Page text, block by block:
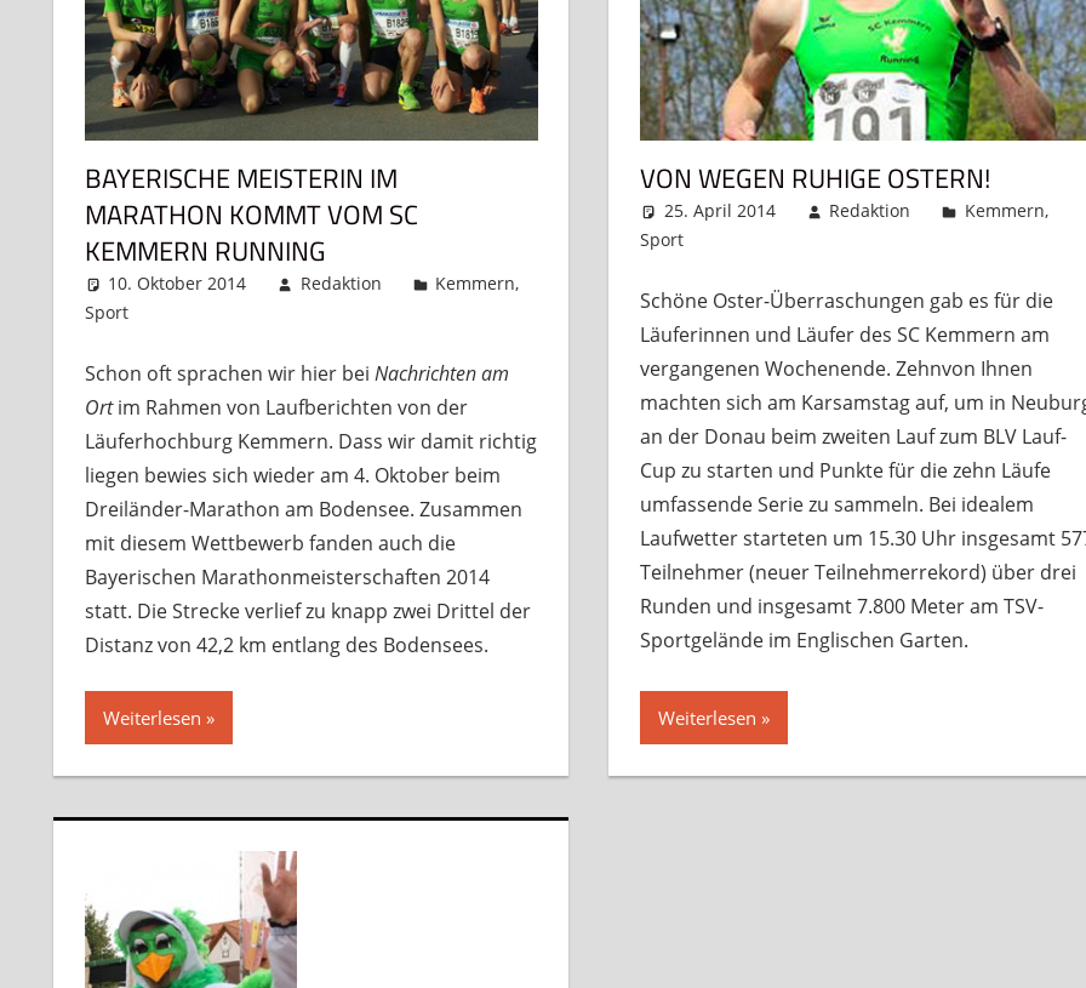
BAYERISCHE MEISTERIN IM
MARATHON KOMMT VOM SC
KEMMERN RUNNING
10. Oktober 2014 Redaktion Kemmern,
Sport
Schon oft sprachen wir hier bei Nachrichten am
Ortim Rahmen von Laufberichten von der
Läuferhochburg Kemmern. Dass wir damit richtig
liegen bewies sich wieder am 4. Oktober beim
Dreiländer-Marathon am Bodensee. Zusammen
mit diesem Wettbewerb fanden auch die
Bayerischen Marathonmeisterschaften 2014
statt. Die Strecke verlief zu knapp zwei Drittel der
Distanz von 42,2 km entlang des Bodensees.
Weiterlesen
VON WEGEN RUHIGE OSTERN!
25. April 2014 Redaktion Kemmern,
Sport
Schöne Oster-Überraschungen gab es für die
Läuferinnen und Läufer des SC Kemmern am
vergangenen Wochenende. Zehnvon Ihnen
machten sich am Karsamstag auf, um in
an der Donau beim zweiten Lauf zum BLV Lauf-
Cup zu starten und Punkte für die zehn Läufe
umfassende Serie zu sammeln. Bei idealem
Laufwetter starteten um 15.30 Uhr insgesamt
Teilnehmer (neuer Teilnehmerrekord) über drei
Runden und insgesamt 7.800 Meter am TSV-
Sportgelände im Englischen Garten.
Weiterlesen